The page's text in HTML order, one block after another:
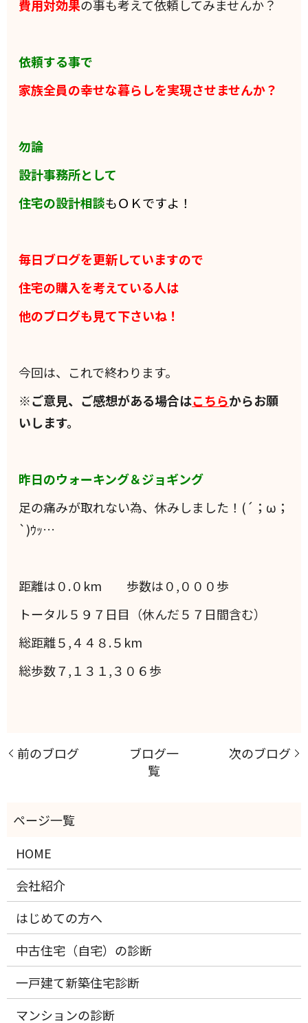
費用対効果の事も考えて依頼してみませんか？
依頼する事で
家族全員の幸せな暮らしを実現させませんか？
勿論
設計事務所として
住宅の設計相談もＯＫですよ！
毎日ブログを更新していますので
住宅の購入を考えている人は
他のブログも見て下さいね！
今回は、これで終わります。
※ご意見、ご感想がある場合はこちらからお願
いします。
昨日のウォーキング＆ジョギング
足の痛みが取れない為、休みしました！(´；ω；
`)ｳｯ…
距離は０.０km 歩数は０,０００歩
トータル５９７日目（休んだ５７日間含む）
総距離５,４４８.５km
総歩数７,１３１,３０６歩
前のブログ
ブログ一
覧
次のブログ
HOME
会社紹介
はじめての方へ
中古住宅（自宅）の診断
一戸建て新築住宅診断
マンションの診断